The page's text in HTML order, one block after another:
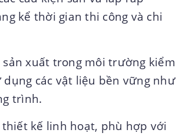
kể thời gian thi công và chi
sản xuất trong môi trường kiểm
dụng các vật liệu bền vững như
trình.
thiết kế linh hoạt, phù hợp với